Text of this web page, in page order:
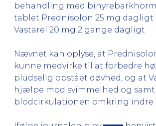
behandling med
tablet Prednisolon 25 mg
Vastarel 20 mg 2 gange dagligt
Nævnet kan oplyse, at
kunne medvirke til at forbedre
pludselig opstået døvhed, og at
hjælpe mod svimmelhed og
blodcirkulationen omkring indre